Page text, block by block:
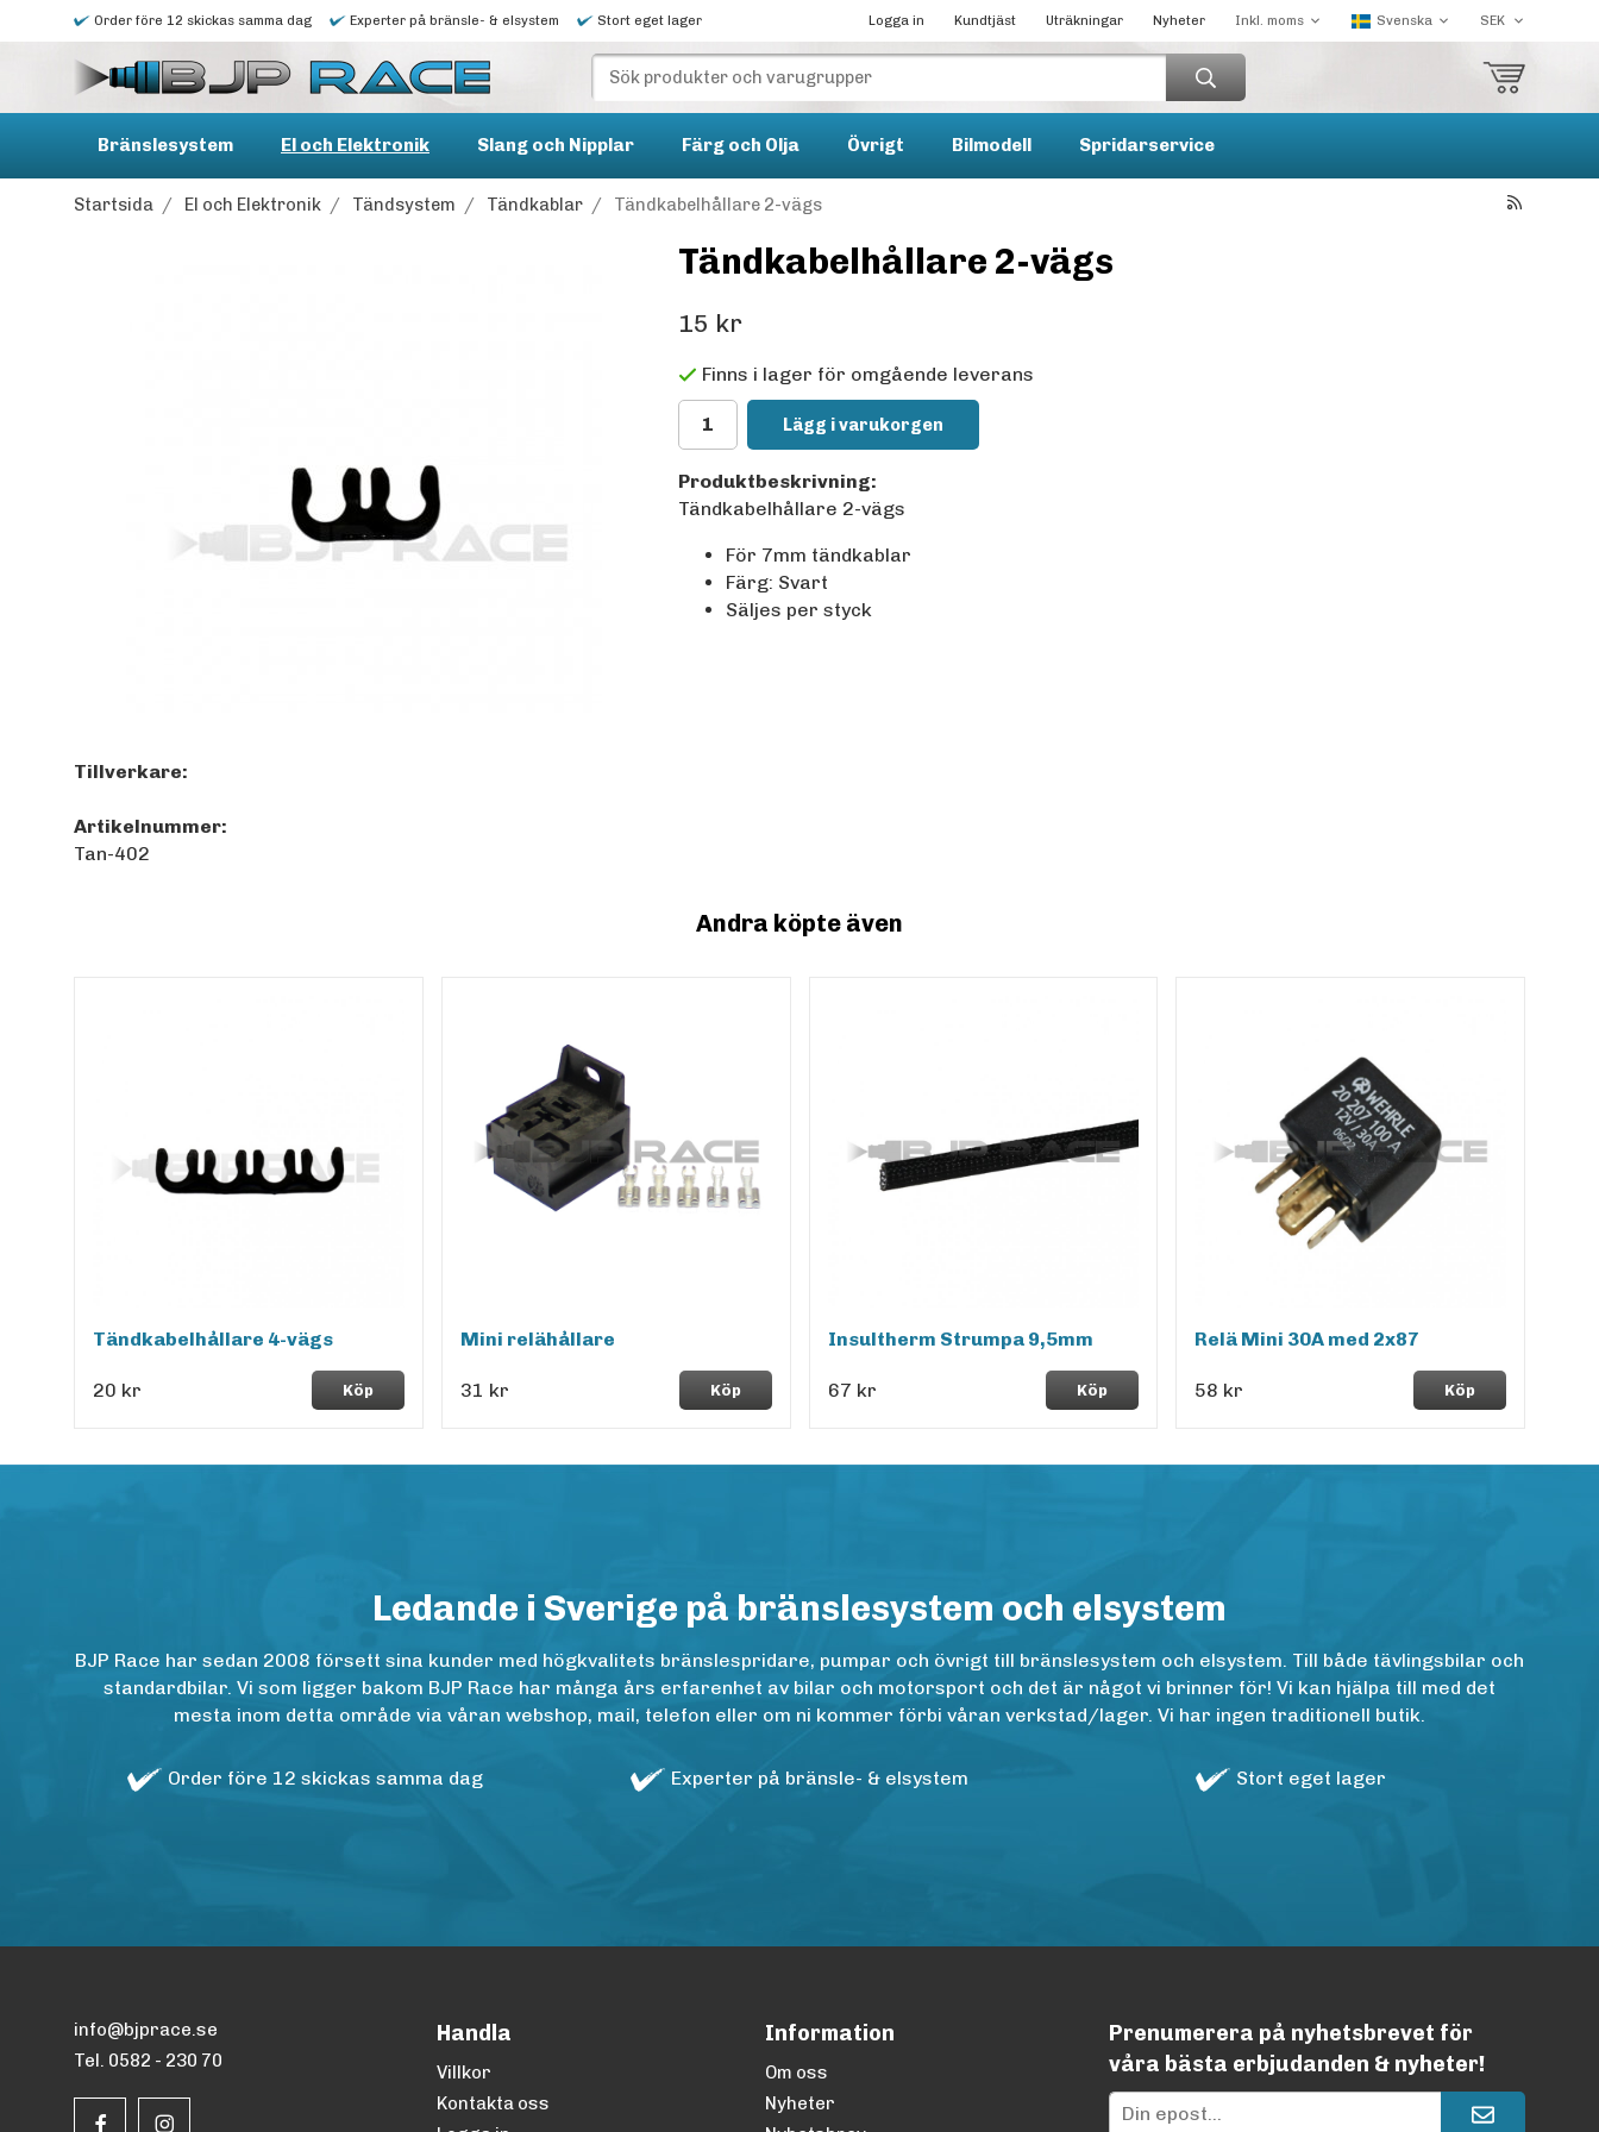
Order före 12 skickas samma dag Experter på bränsle- & elsystem Stort eget lager Logga in Kundtjäst Uträkningar Nyheter
Bränslesystem El och Elektronik Slang och Nipplar Färg och Olja Övrigt Bilmodell Spridarservice
Startsida / El och Elektronik / Tändsystem / Tändkablar / Tändkabelhållare 2-vägs
Tändkabelhållare 2-vägs
15 kr
Finns i lager för omgående leverans
Lägg i varukorgen
Produktbeskrivning:
Tändkabelhållare 2-vägs
För 7mm tändkablar
Färg: Svart
Säljes per styck
Tillverkare:
Artikelnummer:
Tan-402
Andra köpte även
Tändkabelhållare 4-vägs
20 kr Köp
Mini relähållare
31 kr Köp
Insultherm Strumpa 9,5mm
67 kr Köp
Relä Mini 30A med 2x87
58 kr Köp
Ledande i Sverige på bränslesystem och elsystem
BJP Race har sedan 2008 försett sina kunder med högkvalitets bränslespridare, pumpar och övrigt till bränslesystem och elsystem. Till både tävlingsbilar och
standardbilar. Vi som ligger bakom BJP Race har många års erfarenhet av bilar och motorsport och det är något vi brinner för! Vi kan hjälpa till med det
mesta inom detta område via våran webshop, mail, telefon eller om ni kommer förbi våran verkstad/lager. Vi har ingen traditionell butik.
Order före 12 skickas samma dag Experter på bränsle- & elsystem Stort eget lager
info@bjprace.se
Tel. 0582 - 230 70
Handla
Villkor
Kontakta oss
Information
Om oss
Nyheter
Prenumerera på nyhetsbrevet för
våra bästa erbjudanden & nyheter!